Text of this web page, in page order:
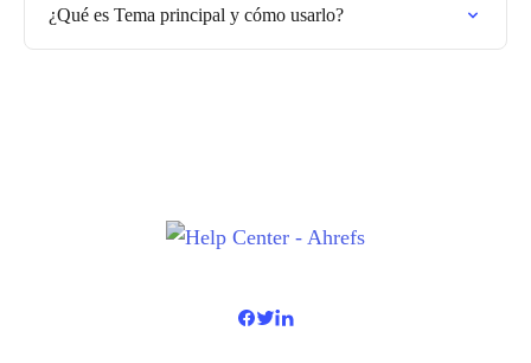
¿Qué es Tema principal y cómo usarlo?